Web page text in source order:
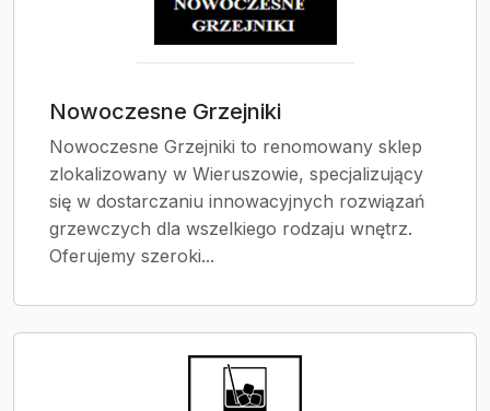
Nowoczesne Grzejniki
Nowoczesne Grzejniki to renomowany sklep
zlokalizowany w Wieruszowie, specjalizujący
się w dostarczaniu innowacyjnych rozwiązań
grzewczych dla wszelkiego rodzaju wnętrz.
Oferujemy szeroki...